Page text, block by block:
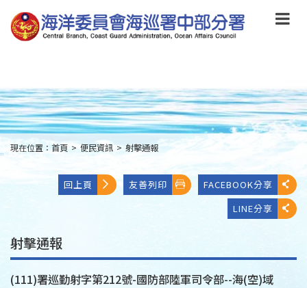
到
主
要
to
main
content
:::
現在位置： 首頁 > 便民資訊 > 射擊通報
回上頁 友善列印
FACEBOOK分享
LINE分享
射擊通報
(111)署巡勤射字第212號-國防部陸軍司令部--海(空)域